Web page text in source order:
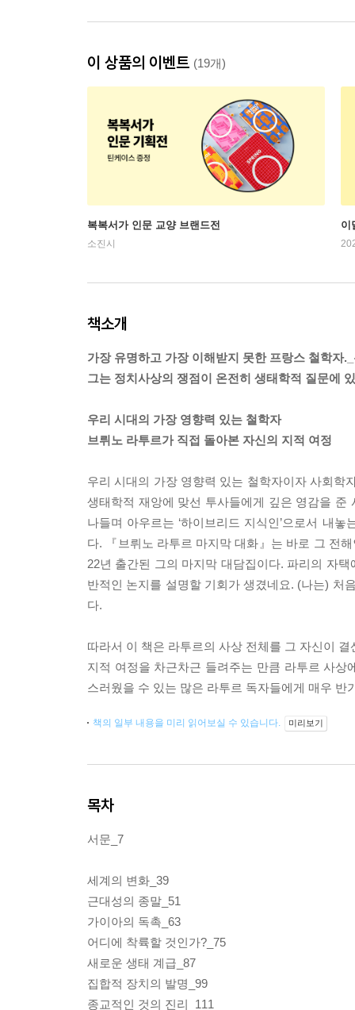
이 상품의 이벤트 (19개)
복복서가 인문 교양 브랜드전
소진시
이
책소개
가장 유명하고 가장 이해받지 못한 프랑스 철학자
그는 정치사상의 쟁점이 온전히 생태학적 질문에
우리 시대의 가장 영향력 있는 철학자
브뤼노 라투르가 직접 돌아본 자신의 지적 여정
우리 시대의 가장 영향력 있는 철학자이자 사회학
생태학적 재앙에 맞선 투사들에게 깊은 영감을
나들며 아우르는 ‘하이브리드 지식인’으로서 내
다. 『브뤼노 라투르 마지막 대화』는 바로 그 전
22년 출간된 그의 마지막 대담집이다. 파리의 자
반적인 논지를 설명할 기회가 생겼네요. (나는) 처
다.
따라서 이 책은 라투르의 사상 전체를 그 자신이
지적 여정을 차근차근 들려주는 만큼 라투르 사상
스러웠을 수 있는 많은 라투르 독자들에게 매우 반
책의 일부 내용을 미리 읽어보실 수 있습니다. 미리보기
목차
서문_7
세계의 변화_39
근대성의 종말_51
가이아의 독촉_63
어디에 착륙할 것인가?_75
새로운 생태 계급_87
집합적 장치의 발명_99
종교적인 것의 진리_111